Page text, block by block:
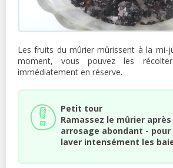
Les fruits du mûrier mûrissent à la mi-
moment, vous pouvez les
immédiatement en réserve.
Petit tour
Ramassez le mûrier
arrosage abondant - pour
laver intensément les